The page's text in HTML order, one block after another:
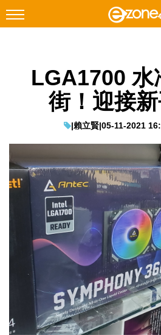
Facebook Instagram
遊戲動漫
教學評測
EduTech
IT Times
生成式AI與雲端應用
Enterprise Digital Transformation
LGA1700 水
街！迎接新
|賴立賢|05-11-2021